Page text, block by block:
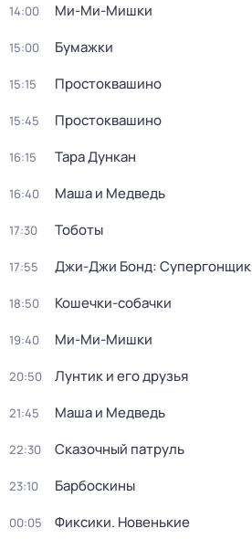
14:00 Ми-Ми-Мишки
15:00 Бумажки
15:15 Простоквашино
15:45 Простоквашино
16:15 Тара Дункан
16:40 Маша и Медведь
17:30 Тоботы
17:55 Джи-Джи Бонд: Супергонщик
18:50 Кошечки-собачки
19:40 Ми-Ми-Мишки
20:50 Лунтик и его друзья
21:45 Маша и Медведь
22:30 Сказочный патруль
23:10 Барбоскины
00:05 Фиксики. Новенькие